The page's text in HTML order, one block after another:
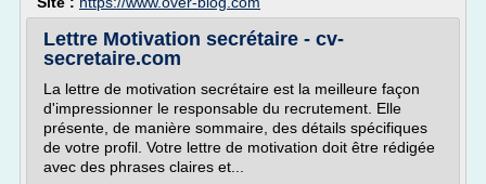
Lettre Motivation secrétaire - cv-
secretaire.com
La lettre de motivation secrétaire est la meilleure façon
d'impressionner le responsable du recrutement. Elle
présente, de manière sommaire, des détails spécifiques
de votre profil. Votre lettre de motivation doit être rédigée
avec des phrases claires et...